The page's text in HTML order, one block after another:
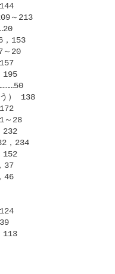
～213
，153
～20
195
） 138
～28
232
，234
152
37
46
113